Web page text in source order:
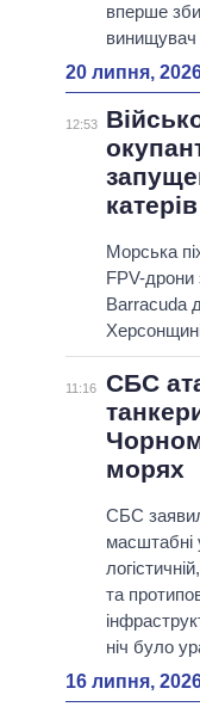
вперше
винищувач
20 липня,
12:53
катерів
Морська
FPV-дрони
Barracuda
11:16
СБС
морях
СБС
масштабні
та
ніч було
16 липня,